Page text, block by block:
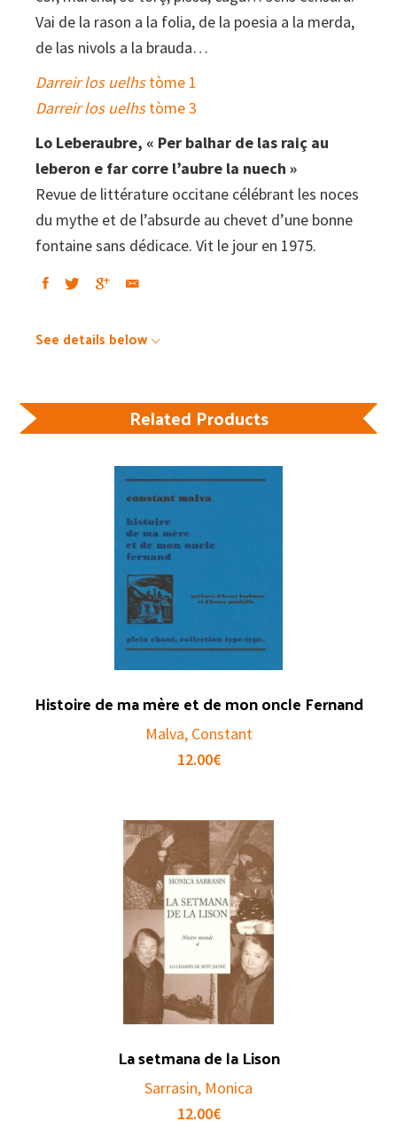
Vai de la rason a la folia, de la poesia a la merda,
de las nivols a la brauda…
Darreir los uelhstòme 1
Darreir los uelhstòme 3
Lo Leberaubre, « Per balhar de las raiç au
leberon e far corre l’aubre la nuech »
Revue de littérature occitane célébrant les noces
du mythe et de l’absurde au chevet d’une bonne
fontaine sans dédicace. Vit le jour en 1975.
See details below
Related Products
Histoire de ma mère et de mon oncle Fernand
Malva, Constant
12.00€
La setmana de la Lison
Sarrasin, Monica
12.00€